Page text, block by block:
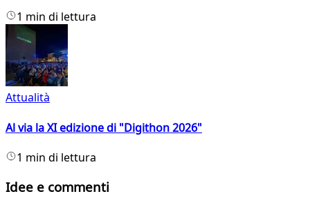
1 min di lettura
Attualità
Al via la XI edizione di "Digithon 2026"
1 min di lettura
Idee e commenti